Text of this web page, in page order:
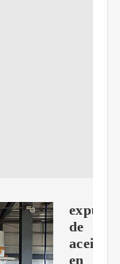
de
aceite
en